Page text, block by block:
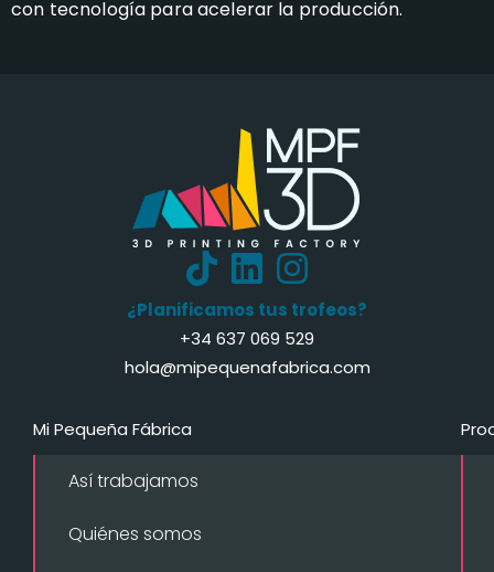
con tecnología para acelerar la producción.
¿Planificamos tus trofeos?
+34 637 069 529
hola@mipequenafabrica.com
Mi Pequeña Fábrica
Así trabajamos
Quiénes somos